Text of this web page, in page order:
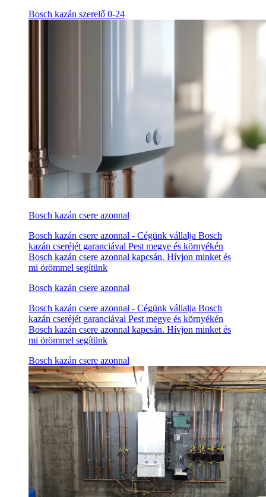
Bosch kazán szerelő 0-24
Bosch kazán csere azonnal
Bosch kazán csere azonnal - Cégünk vállalja Bosch
kazán cseréjét garanciával Pest megye és környékén
Bosch kazán csere azonnal kapcsán. Hívjon minket és
mi örömmel segítünk
Bosch kazán csere azonnal
Bosch kazán csere azonnal - Cégünk vállalja Bosch
kazán cseréjét garanciával Pest megye és környékén
Bosch kazán csere azonnal kapcsán. Hívjon minket és
mi örömmel segítünk
Bosch kazán csere azonnal